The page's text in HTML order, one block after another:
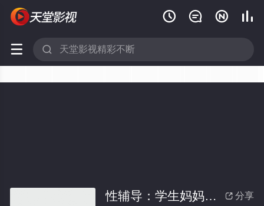
   
 
 分享
性辅导：学生妈妈、女学生、男学生